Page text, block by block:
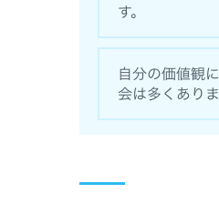
す。
自分の価値観
会は多くありま